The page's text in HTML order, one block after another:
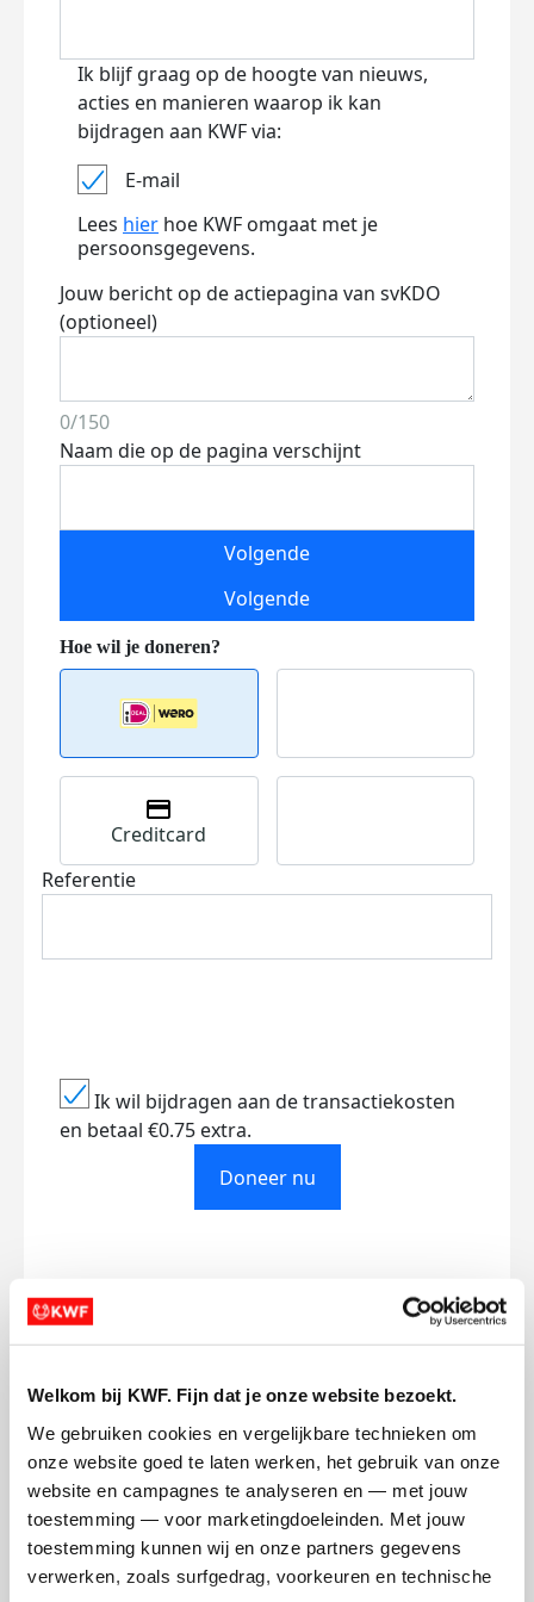
Welkom bij KWF. Fijn dat je onze website bezoekt.
We gebruiken cookies en vergelijkbare technieken om
onze website goed te laten werken, het gebruik van onze
website en campagnes te analyseren en — met jouw
toestemming — voor marketingdoeleinden. Met jouw
toestemming kunnen wij en onze partners gegevens
verwerken, zoals surfgedrag, voorkeuren en technische
Ik blijf graag op de hoogte van nieuws,
acties en manieren waarop ik kan
bijdragen aan KWF via:
E-mail
Lees hier hoe KWF omgaat met je
persoonsgegevens.
Jouw bericht op de actiepagina van svKDO
(optioneel)
0/150
Naam die op de pagina verschijnt
Volgende
Volgende
Creditcard
Referentie
Ik wil bijdragen aan de transactiekosten
en betaal €0.75 extra.
Doneer nu
Opgehaald
€4.172
Streefbedrag
€2.000
Doneer Word lid van mijn team
Badges